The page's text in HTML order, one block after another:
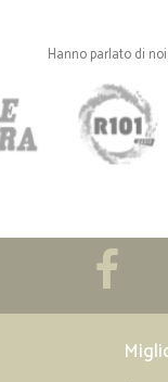
Hanno parlato di noi